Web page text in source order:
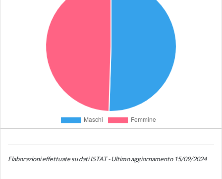
Elaborazioni effettuate su dati ISTAT - Ultimo aggiornamento 15/09/2024